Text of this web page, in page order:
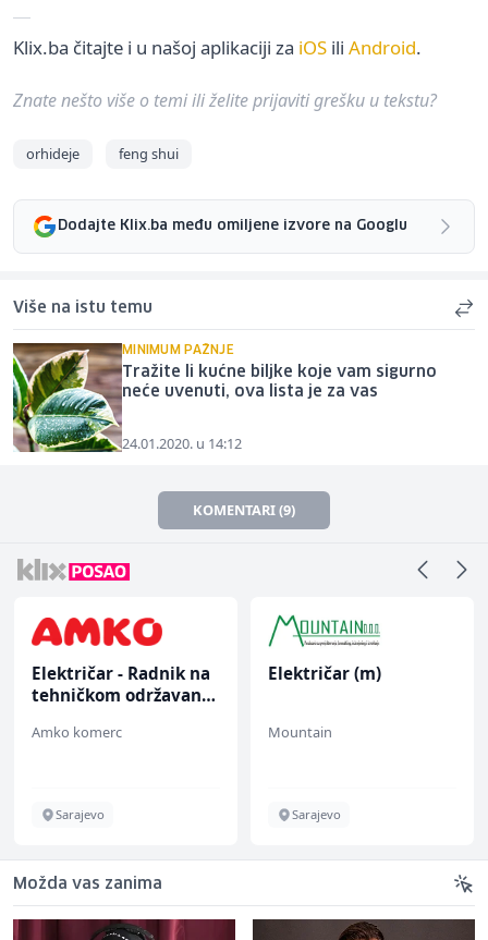
Klix.ba čitajte i u našoj aplikaciji za iOS ili Android.
Znate nešto više o temi ili želite prijaviti grešku u tekstu?
orhideje feng shui
Dodajte Klix.ba među omiljene izvore na Googlu
Više na istu temu
MINIMUM PAŽNJE
Tražite li kućne biljke koje vam sigurno
neće uvenuti, ova lista je za vas
24.01.2020. u 14:12
KOMENTARI (9)
Električar - Radnik na
tehničkom održavanju
Amko komerc
Sarajevo
Električar (m)
Mountain
Sarajevo
Možda vas zanima